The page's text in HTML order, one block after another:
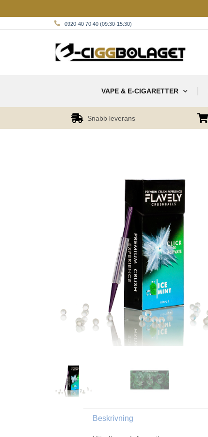
0920-40 70 40 (09:30-15:30)
VAPE & E-CIGARETTER
Snabb leverans
Beskrivning